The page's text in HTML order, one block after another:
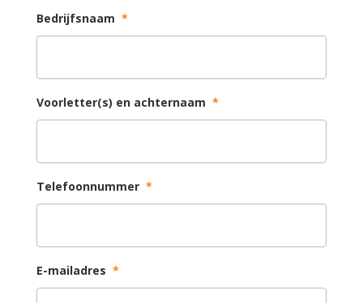
Bedrijfsnaam *
Voorletter(s) en achternaam *
Telefoonnummer *
E-mailadres *